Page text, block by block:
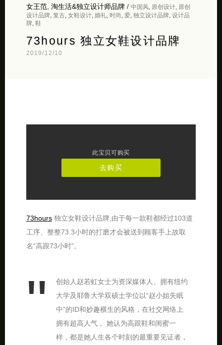
女王范, 淘生活&独立设计师品牌/ 中国风, 原创设计,
原创
设计品牌, 复古, 女鞋设计, 婚礼, 时尚 爱, 独立设计品牌, 设计品
牌, 鞋
73hours 独立女鞋设计品牌
2019/12/10
此宝贝可购买
去购买
73hours独立女鞋设计品牌,由于每一款鞋都经过103道
工序、整整73.3小时的打磨才会被送到顾客手上故取
名“高跟73小时”。
创始人赵若虹女士为资深媒体人、拥有纽约
大学及耶鲁大学双硕士学位以“赵小姐失眠
中”的ID和妙趣横生的风格，在社交网络上
拥有超高人气 。她认为高跟鞋和闺蜜一
样，都是她人生各个时刻的最重要见证者，